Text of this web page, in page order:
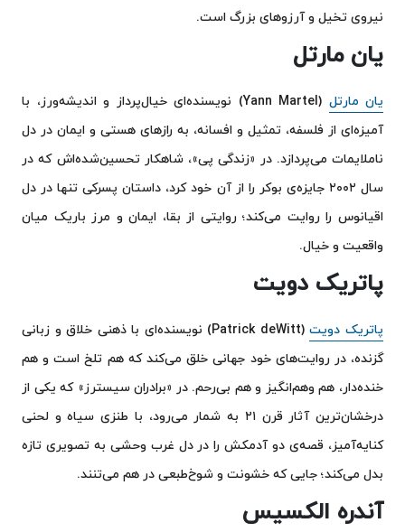
نیروی تخیل و آرزوهای بزرگ است.
یان مارتل
یان مارتل
(Yann Martel) نویسنده‌ای خیال‌پرداز و اندیشه‌ورز، با
آمیزه‌ای از فلسفه، تمثیل و افسانه، به رازهای هستی و ایمان در دل
ناملایمات می‌پردازد. در «زندگی پی»، شاهکار تحسین‌شده‌اش که در
سال ۲۰۰۲ جایزه‌ی بوکر را از آن خود کرد، داستان پسرکی تنها در دل
اقیانوس را روایت می‌کند؛ روایتی از بقا، ایمان و مرز باریک میان
واقعیت و خیال.
پاتریک دویت
پاتریک دویت
(Patrick deWitt) نویسنده‌ای با ذهنی خلاق و زبانی
گزنده، در روایت‌های خود جهانی خلق می‌کند که هم تلخ است و هم
خنده‌دار، هم وهم‌انگیز و هم بی‌رحم. در «برادران سیسترز» که یکی از
درخشان‌ترین آثار قرن ۲۱ به شمار می‌رود، با طنزی سیاه و لحنی
کنایه‌آمیز، قصه‌ی دو آدمکش را در دل غرب وحشی به تصویری تازه
بدل می‌کند؛ جایی که خشونت و شوخ‌طبعی در هم می‌تنند.
آندره الکسیس